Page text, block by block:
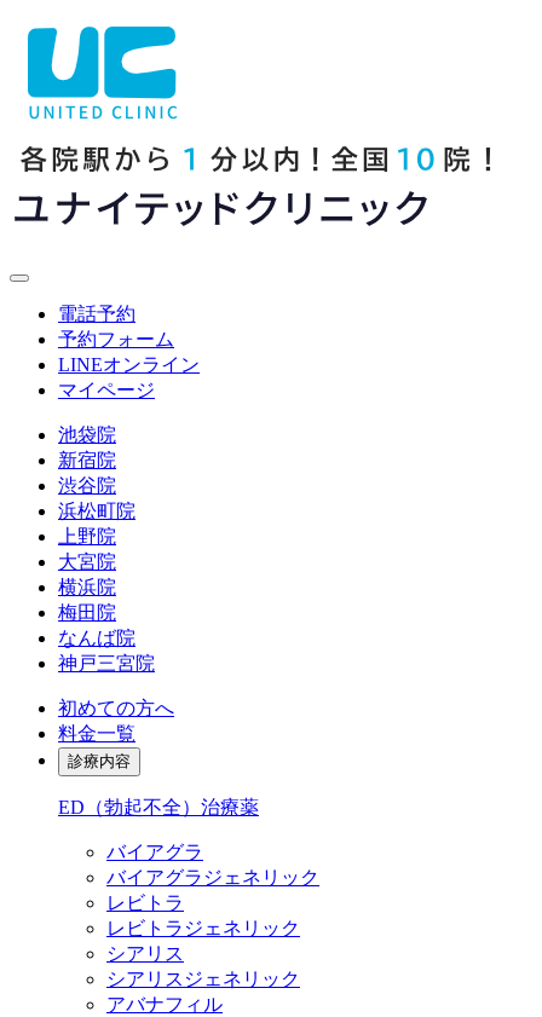
電話予約
予約フォーム
LINEオンライン
マイページ
池袋院
新宿院
渋谷院
浜松町院
上野院
大宮院
横浜院
梅田院
なんば院
神戸三宮院
初めての方へ
料金一覧
診療内容
ED（勃起不全）治療薬
バイアグラ
バイアグラジェネリック
レビトラ
レビトラジェネリック
シアリス
シアリスジェネリック
アバナフィル